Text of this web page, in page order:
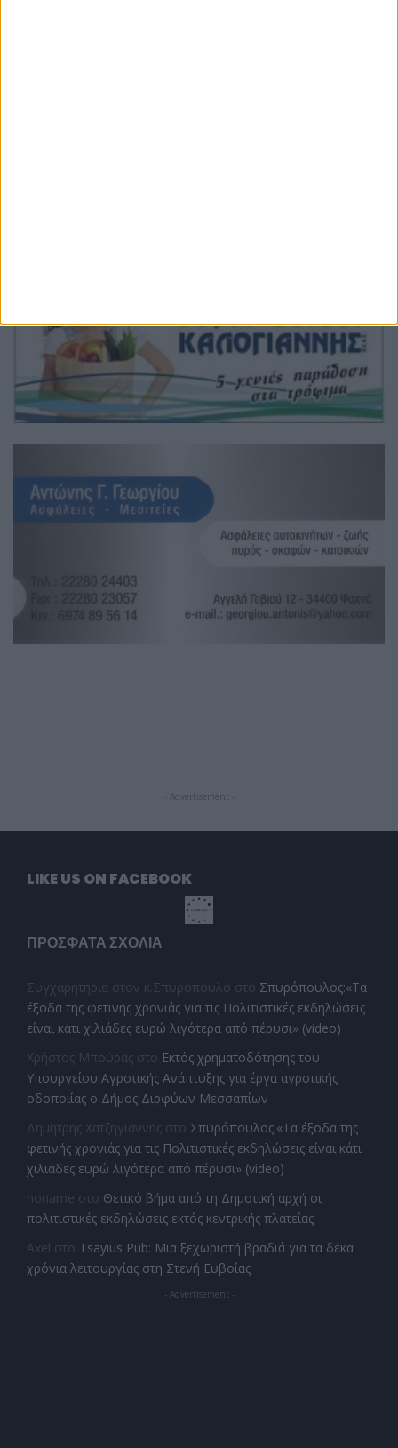
- Advertisement -
LIKE US ON FACEBOOK
ΠΡΌΣΦΑΤΑ ΣΧΌΛΙΑ
Συγχαρητηρια στον κ.Σπυροπουλο στο Σπυρόπουλος:«Τα
έξοδα της φετινής χρονιάς για τις Πολιτιστικές εκδηλώσεις
είναι κάτι χιλιάδες ευρώ λιγότερα από πέρυσι» (video)
Χρήστος Μπούρας στο Εκτός χρηματοδότησης του
Υπουργείου Αγροτικής Ανάπτυξης για έργα αγροτικής
οδοποιίας ο Δήμος Διρφύων Μεσσαπίων
Δημητρης Χατζηγιαννης στο Σπυρόπουλος:«Τα έξοδα της
φετινής χρονιάς για τις Πολιτιστικές εκδηλώσεις είναι κάτι
χιλιάδες ευρώ λιγότερα από πέρυσι» (video)
noname στο Θετικό βήμα από τη Δημοτική αρχή οι
πολιτιστικές εκδηλώσεις εκτός κεντρικής πλατείας
Axel στο Tsayius Pub: Μια ξεχωριστή βραδιά για τα δέκα
χρόνια λειτουργίας στη Στενή Ευβοίας
- Advertisement -